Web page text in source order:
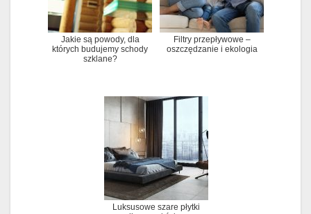
Jakie są powody, dla
których budujemy schody
szklane?
Filtry przepływowe –
oszczędzanie i ekologia
Luksusowe szare płytki